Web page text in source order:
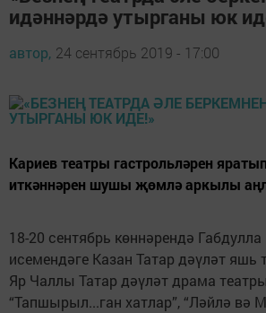
идәннәрдә утырганы юк
автор, 24 сентябрь 2019 - 17:00
Кариев театры гастрольләрен
иткәннәрен шушы җөмлә аркылы
18-20 сентябрь көннәрендә Габдулла
исемендәге Казан Татар дәүләт
Яр Чаллы Татар дәүләт драма
“Тапшырыл...ган хатлар”, “Ләйлә вә